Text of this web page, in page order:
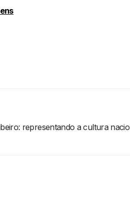
representando a cultura